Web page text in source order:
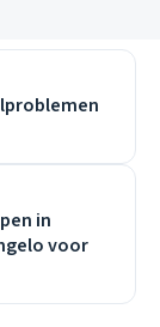
in
voor